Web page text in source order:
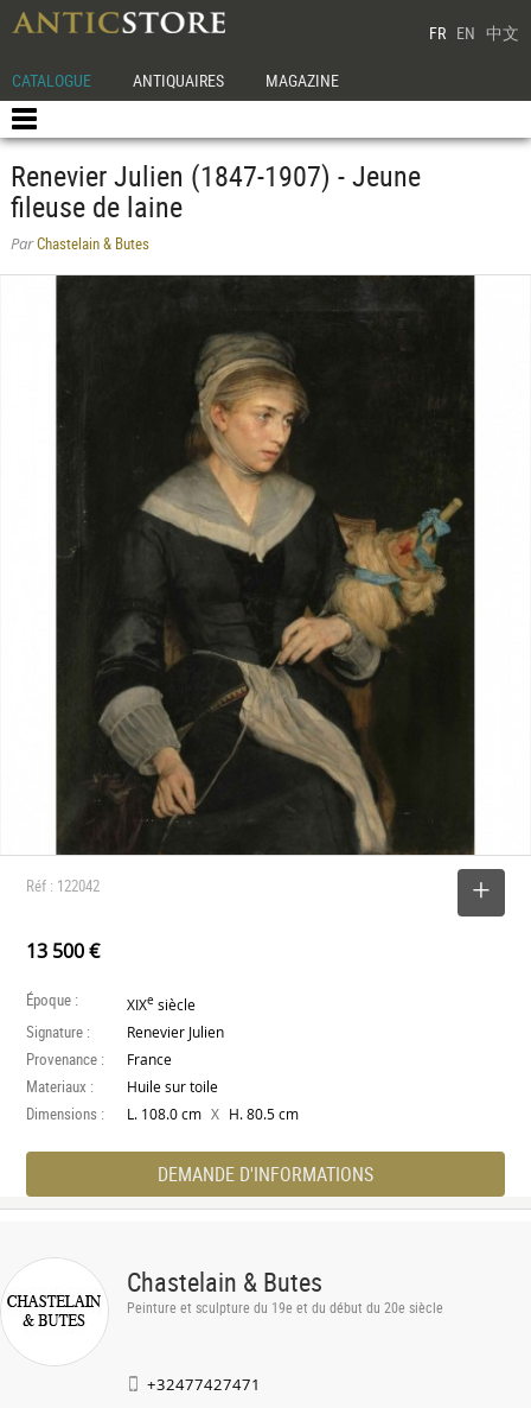
FR EN 中文
CATALOGUE ANTIQUAIRES MAGAZINE
Renevier Julien (1847-1907) - Jeune
fileuse de laine
ParChastelain & Butes
Réf : 122042
13 500 €
Époque : XIXe siècle
Signature : Renevier Julien
Provenance : France
Materiaux : Huile sur toile
Dimensions : L. 108.0 cm X H. 80.5 cm
DEMANDE D'INFORMATIONS
Chastelain & Butes
Peinture et sculpture du 19e et du début du 20e siècle
+32477427471